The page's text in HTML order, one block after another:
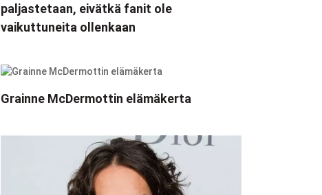
paljastetaan, eivätkä fanit ole
vaikuttuneita ollenkaan
Grainne McDermottin elämäkerta